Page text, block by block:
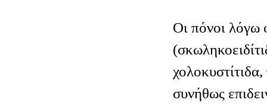
Οι πόνοι λόγω
συνήθως